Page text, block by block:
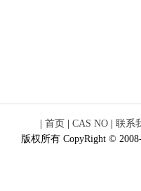
| 首页 | CAS NO | 联系
版权所有 CopyRight ©